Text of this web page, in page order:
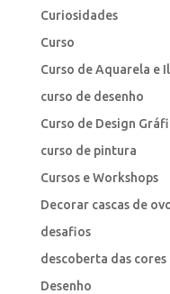
Curiosidades
Curso
Curso de Aquarela e
curso de desenho
Curso de Design
curso de pintura
Cursos e Workshops
Decorar cascas de
desafios
descoberta das cores
Desenho